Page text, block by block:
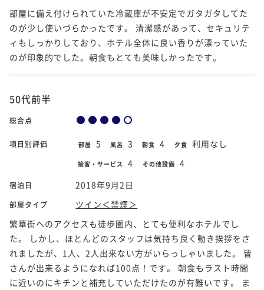
部屋に備え付けられていた冷蔵庫が不安定でガタガタしてた
のが少し使いづらかったです。 清潔感があって、セキュリテ
ィもしっかりしており、ホテル全体に良い香りが漂っていた
のが印象的でした。朝食もとても美味しかったです。
50代前半
総合点
項目別評価 部屋 5 風呂 3 朝食 4 夕食 利用なし
接客・サービス 4 その他設備 4
宿泊日 2018年9月2日
部屋タイプ
ツイン＜禁煙＞
繁華街へのアクセスも徒歩圏内、とても便利なホテルでし
た。 しかし、ほとんどのスタッフは気持ち良く動き挨拶をさ
れましたが、1人、2人出来ない方がいらっしゃいました。 皆
さんが出来るようになれば100点！です。 朝食もラスト時間
に近いのにキチンと補充していただけたのが有難いです。 ま